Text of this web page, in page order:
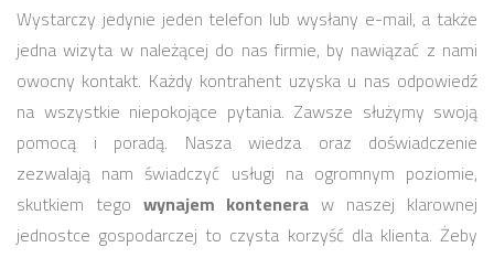
Wystarczy jedynie jeden telefon lub wysłany e-mail, a także
jedna wizyta w należącej do nas firmie, by nawiązać z nami
owocny kontakt. Każdy kontrahent uzyska u nas odpowiedź
na wszystkie niepokojące pytania. Zawsze służymy swoją
pomocą i poradą. Nasza wiedza oraz doświadczenie
zezwalają nam świadczyć usługi na ogromnym poziomie,
skutkiem tego wynajem kontenera w naszej klarownej
jednostce gospodarczej to czysta korzyść dla klienta. Żeby